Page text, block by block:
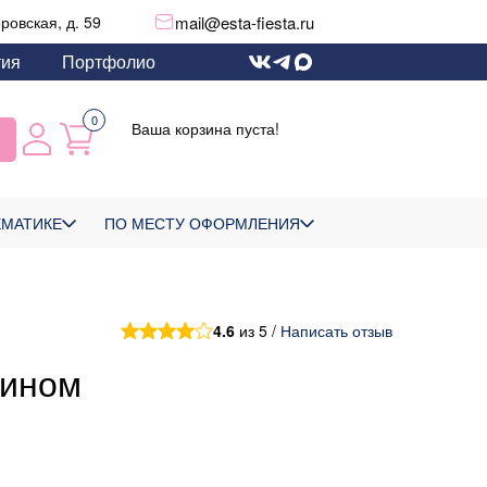
д. 59 mail@esta-fiesta.ru
Портфолио
0 Ваша корзина пуста!
ПО МЕСТУ ОФОРМЛЕНИЯ
4.6 из 5 / Написать отзыв